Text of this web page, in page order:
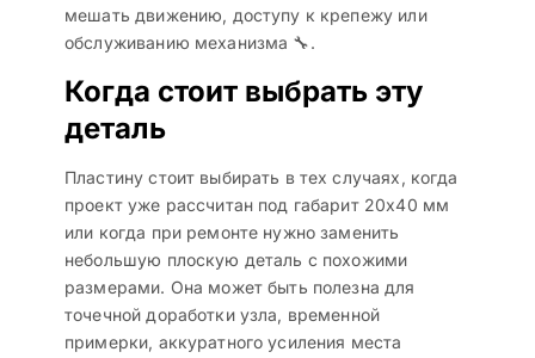
мешать движению, доступу к крепежу или
обслуживанию механизма 🔧.
Когда стоит выбрать эту
деталь
Пластину стоит выбирать в тех случаях, когда
проект уже рассчитан под габарит 20х40 мм
или когда при ремонте нужно заменить
небольшую плоскую деталь с похожими
размерами. Она может быть полезна для
точечной доработки узла, временной
примерки, аккуратного усиления места